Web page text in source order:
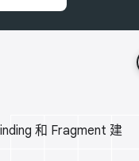
和 Fragment 建